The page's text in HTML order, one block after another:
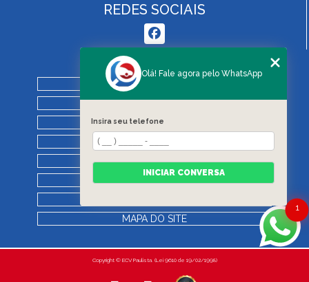
REDES SOCIAIS
MENU
QUEM SOMOS
SERVIÇOS
BLOG
REGRAS DE VISTORIA
MAPA DO SITE
Copyright © ECV Paulista. (Lei 9610 de 19/02/1998)
1
Olá! Fale agora pelo WhatsApp
Insira seu telefone
INICIAR CONVERSA